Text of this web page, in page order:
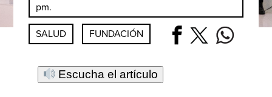
pm.
SALUD FUNDACIÓN
Escucha el artículo